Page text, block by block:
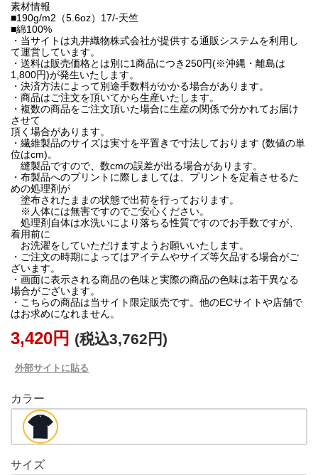
素材情報
■190g/m2（5.6oz）17/-天竺
■綿100%
・当サイトは丸井織物株式会社が提供する通販システムを利用し
て運営しています。
・送料は販売価格とは別に1商品につき250円(※沖縄・離島は
1,800円)が発生いたします。
・決済方法によって別途手数料がかかる場合があります。
・商品はご注文を頂いてから生産いたします。
・複数の商品をご注文頂いた場合に生産の関係で分かれてお届け
させて
頂く場合があります。
・繊維製品のサイズは実寸を平置きで寸法しております (数値の単
位はcm)。
縫製品ですので、数cmの誤差が出る場合があります。
・布製品へのプリントに際しましては、プリントを定着させるた
めの処理剤が
塗布されたままの状態で出荷を行っております。
※人体には無害ですのでご安心ください。
処理剤自体は水洗いにより落ちる性質ですのでお手数ですが、
着用前に
お洗濯をしていただけますようお願いいたします。
・ご注文の時期によってはアイテムやサイズ等欠品する場合がご
ざいます。
・画面に表示される商品の色味と実際の商品の色味は若干異なる
場合がございます。
・こちらの商品は当サイト限定販売です。他のECサイトや店舗で
3,420円 (税込3,762円)
外部サイトに貼る
カラー
サイズ